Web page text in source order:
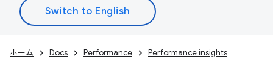
ホーム Docs Performance Performance insights